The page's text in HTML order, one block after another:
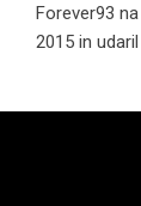
Forever93 na
2015 in